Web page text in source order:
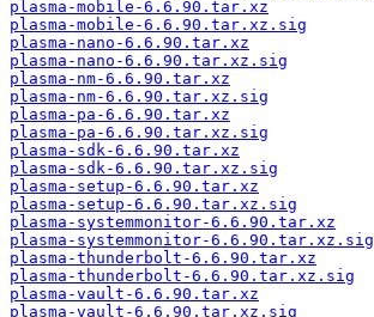
plasma-mobile-6.6.90.tar.xz
plasma-mobile-6.6.90.tar.xz.sig
plasma-nano-6.6.90.tar.xz
plasma-nano-6.6.90.tar.xz.sig
plasma-nm-6.6.90.tar.xz
plasma-nm-6.6.90.tar.xz.sig
plasma-pa-6.6.90.tar.xz
plasma-pa-6.6.90.tar.xz.sig
plasma-sdk-6.6.90.tar.xz
plasma-sdk-6.6.90.tar.xz.sig
plasma-setup-6.6.90.tar.xz
plasma-setup-6.6.90.tar.xz.sig
plasma-systemmonitor-6.6.90.tar.xz
plasma-systemmonitor-6.6.90.tar.xz.sig
plasma-thunderbolt-6.6.90.tar.xz
plasma-thunderbolt-6.6.90.tar.xz.sig
plasma-vault-6.6.90.tar.xz
plasma-vault-6.6.90.tar.xz.sig